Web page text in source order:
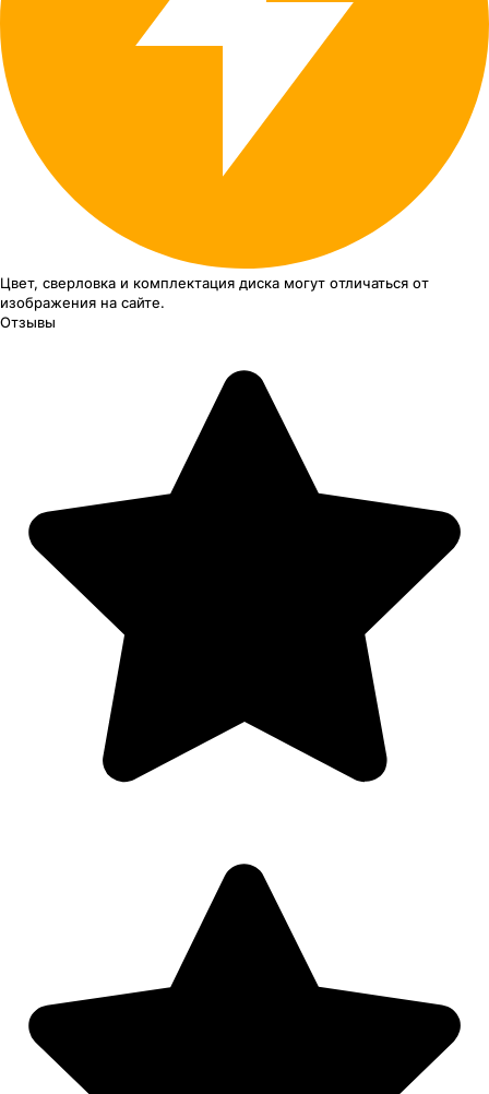
Цвет, сверловка и комплектация диска могут отличаться от
изображения на сайте.
Отзывы